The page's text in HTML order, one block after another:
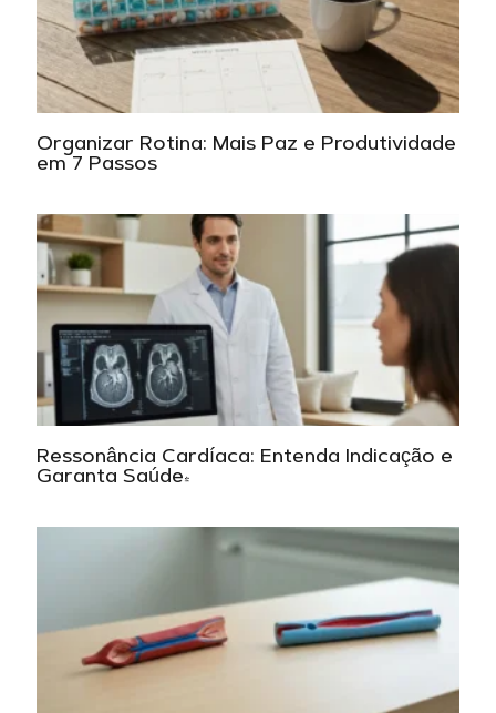
Organizar Rotina: Mais Paz e Produtividade
em 7 Passos
Ressonância Cardíaca: Entenda Indicação e
Garanta Saúde!